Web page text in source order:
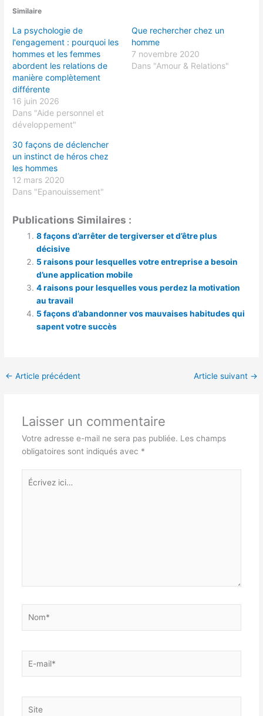
Similaire
La psychologie de
l'engagement : pourquoi les
hommes et les femmes
abordent les relations de
manière complètement
différente
16 juin 2026
Dans "Aide personnel et
développement"
Que rechercher chez un
homme
7 novembre 2020
Dans "Amour & Relations"
30 façons de déclencher
un instinct de héros chez
les hommes
12 mars 2020
Dans "Epanouissement"
Publications Similaires :
8 façons d’arrêter de tergiverser et d’être plus
décisive
5 raisons pour lesquelles votre entreprise a besoin
d’une application mobile
4 raisons pour lesquelles vous perdez la motivation
au travail
5 façons d’abandonner vos mauvaises habitudes qui
sapent votre succès
← Article précédent Article suivant →
Laisser un commentaire
Votre adresse e-mail ne sera pas publiée. Les champs
obligatoires sont indiqués avec *
Écrivez
ici…
mail*